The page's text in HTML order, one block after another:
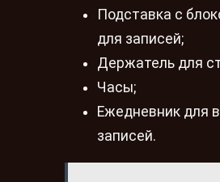
Подставка с
для записей;
Держатель для
Часы;
Ежедневник для
записей.